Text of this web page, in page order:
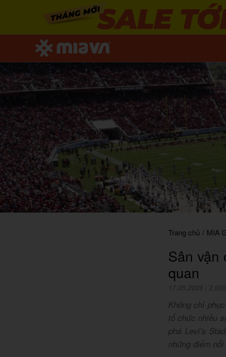
Trang chủ / MIA
Sân vận
quan
17.05.2026
Không chỉ
tổ chức nhiều
phá Levi’s
những điểm